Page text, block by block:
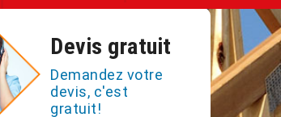
Devis gratuit
Demandez votre
devis, c'est
gratuit!